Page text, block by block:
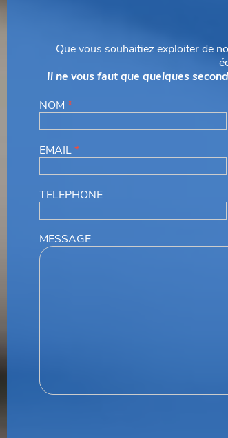
Que vous souhaitiez exploiter de
Il ne vous faut que quelques
NOM *
EMAIL*
TELEPHONE
MESSAGE